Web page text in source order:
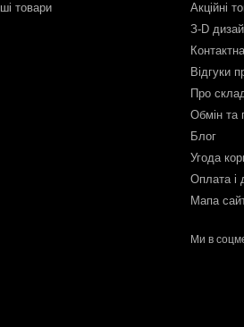
товари
Акційні
З-D
Відгуки
Про
Обмін та
Блог
Угода
Оплата і
Мапа
Ми в